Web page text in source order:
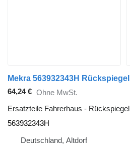
64,24 € Ohne MwSt.
Ersatzteile Fahrerhaus - Rückspiegel
563932343H
Deutschland, Altdorf